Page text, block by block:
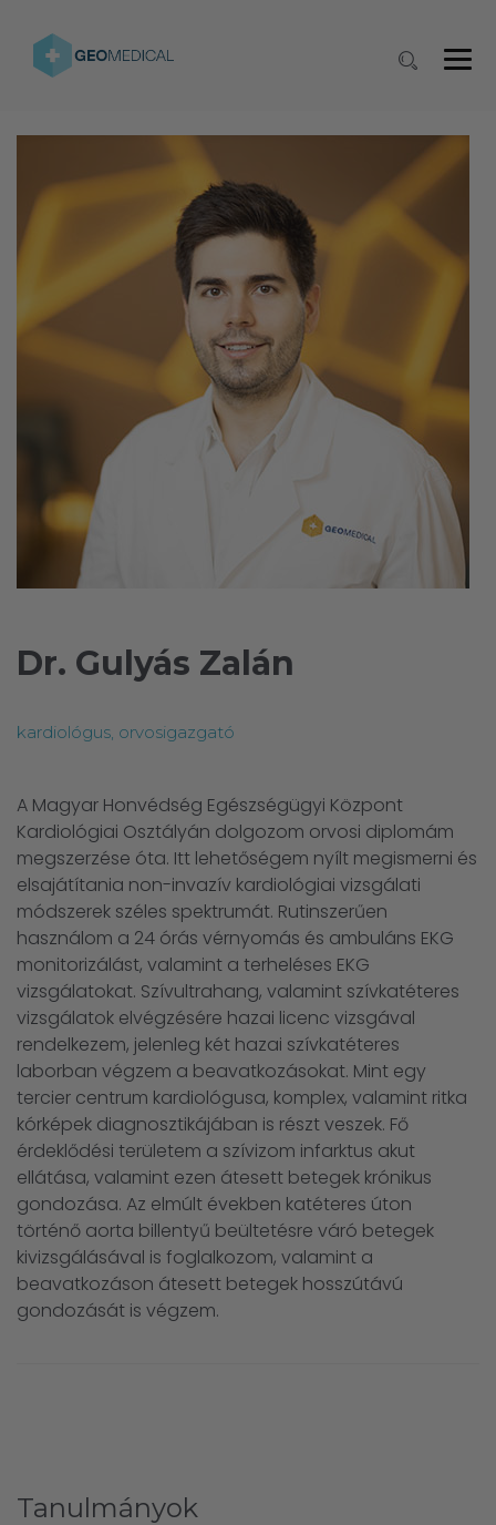
Dr. Gulyás Zalán
kardiológus, orvosigazgató
A Magyar Honvédség Egészségügyi Központ
Kardiológiai Osztályán dolgozom orvosi diplomám
megszerzése óta. Itt lehetőségem nyílt megismerni és
elsajátítania non-invazív kardiológiai vizsgálati
módszerek széles spektrumát. Rutinszerűen
használom a 24 órás vérnyomás és ambuláns EKG
monitorizálást, valamint a terheléses EKG
vizsgálatokat. Szívultrahang, valamint szívkatéteres
vizsgálatok elvégzésére hazai licenc vizsgával
rendelkezem, jelenleg két hazai szívkatéteres
laborban végzem a beavatkozásokat. Mint egy
tercier centrum kardiológusa, komplex, valamint ritka
kórképek diagnosztikájában is részt veszek. Fő
érdeklődési területem a szívizom infarktus akut
ellátása, valamint ezen átesett betegek krónikus
gondozása. Az elmúlt években katéteres úton
történő aorta billentyű beültetésre váró betegek
kivizsgálásával is foglalkozom, valamint a
beavatkozáson átesett betegek hosszútávú
gondozását is végzem.
Tanulmányok